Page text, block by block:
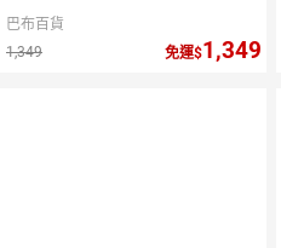
巴布百貨
1,349
免運 1,349